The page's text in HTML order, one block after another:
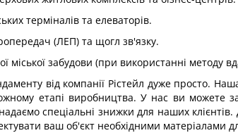
терміналів та елеваторів.
(ЛЕП) та щогл зв'язку.
міської забудови (при використанні методу
від компанії Рістейл дуже просто.
етапі виробництва. У нас ви можете
спеціальні знижки для наших клієнтів.
ваш об'єкт необхідними матеріалами